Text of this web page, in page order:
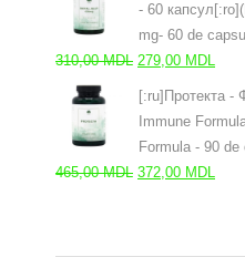
- 60
mg- 60 de
310,00MDL Первоначальная
279,00 MDL
[:ru]Протекта -
Immune
Formula - 90
465,00MDL Первоначальная
372,00 MDL